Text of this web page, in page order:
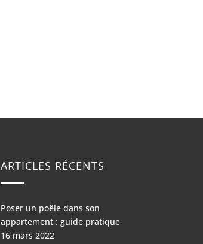
ARTICLES RÉCENTS
Poser un poêle dans son
appartement : guide pratique
16 mars 2022